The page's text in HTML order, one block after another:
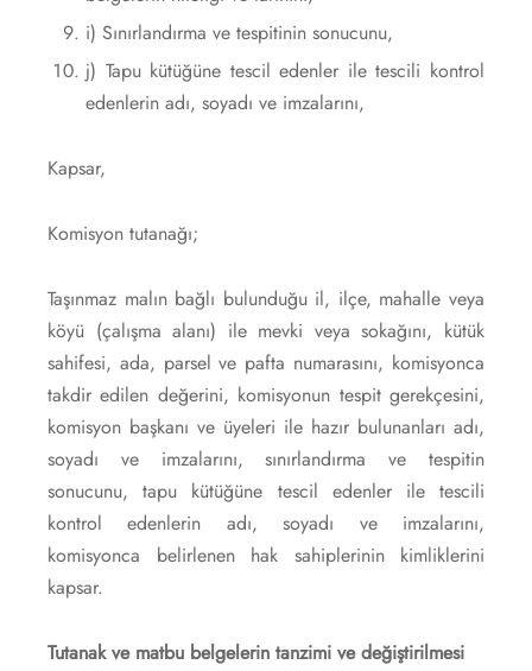
i) Sınırlandırma ve tespitinin sonucunu,
j) Tapu kütüğüne tescil edenler ile tescili kontrol
edenlerin adı, soyadı ve imzalarını,
Kapsar,
Komisyon tutanağı;
Taşınmaz malın bağlı bulunduğu il, ilçe, mahalle veya
köyü (çalışma alanı) ile mevki veya sokağını, kütük
sahifesi, ada, parsel ve pafta numarasını, komisyonca
takdir edilen değerini, komisyonun tespit gerekçesini,
komisyon başkanı ve üyeleri ile hazır bulunanları adı,
soyadı ve imzalarını, sınırlandırma ve tespitin
sonucunu, tapu kütüğüne tescil edenler ile tescili
kontrol edenlerin adı, soyadı ve imzalarını,
komisyonca belirlenen hak sahiplerinin kimliklerini
kapsar.
Tutanak ve matbu belgelerin tanzimi ve değiştirilmesi